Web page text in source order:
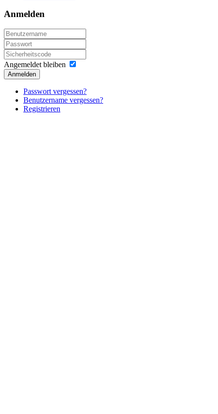
Anmelden
Angemeldet bleiben
Anmelden
Passwort vergessen?
Benutzername vergessen?
Registrieren